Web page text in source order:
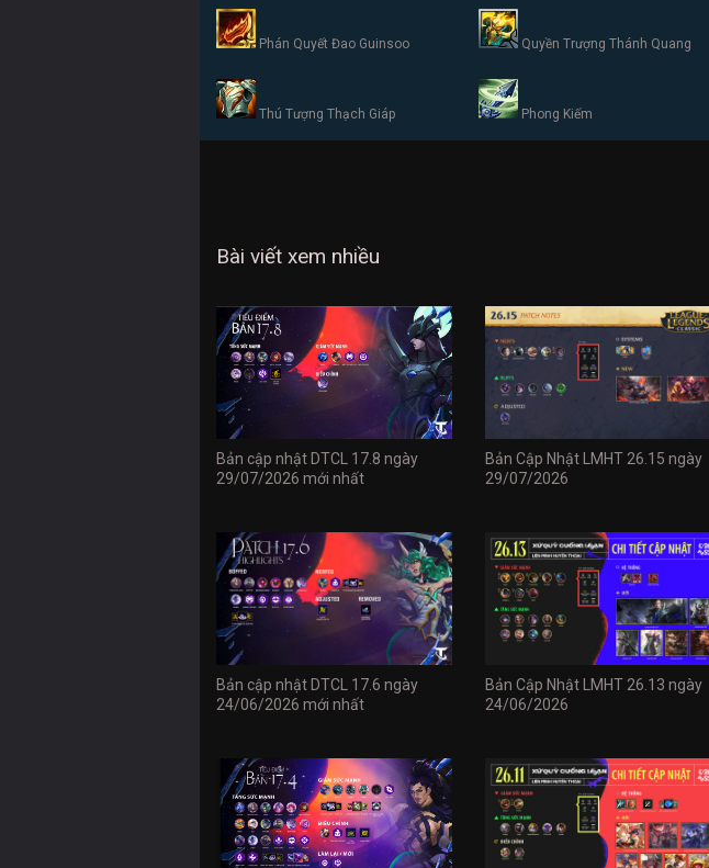
Phán Quyết Đao Guinsoo Quyền Trượng Thánh Quang
Thú Tượng Thạch Giáp Phong Kiếm
Bài viết xem nhiều
Bản cập nhật DTCL 17.8 ngày
29/07/2026 mới nhất
Bản Cập Nhật LMHT 26.15 ngày
29/07/2026
Bản cập nhật DTCL 17.6 ngày
24/06/2026 mới nhất
Bản Cập Nhật LMHT 26.13 ngày
24/06/2026